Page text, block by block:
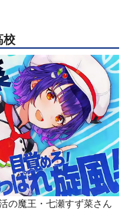
校
の魔王・七瀬すず菜さん